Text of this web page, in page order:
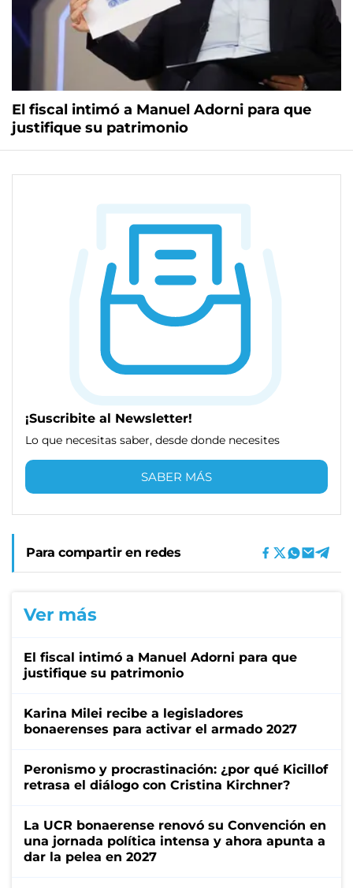
El fiscal intimó a Manuel Adorni para que
justifique su patrimonio
¡Suscribite al Newsletter!
Lo que necesitas saber, desde donde necesites
SABER MÁS
Para compartir en redes
Ver más
El fiscal intimó a Manuel Adorni para que
justifique su patrimonio
Karina Milei recibe a legisladores
bonaerenses para activar el armado 2027
Peronismo y procrastinación: ¿por qué Kicillof
retrasa el diálogo con Cristina Kirchner?
La UCR bonaerense renovó su Convención en
una jornada política intensa y ahora apunta a
dar la pelea en 2027